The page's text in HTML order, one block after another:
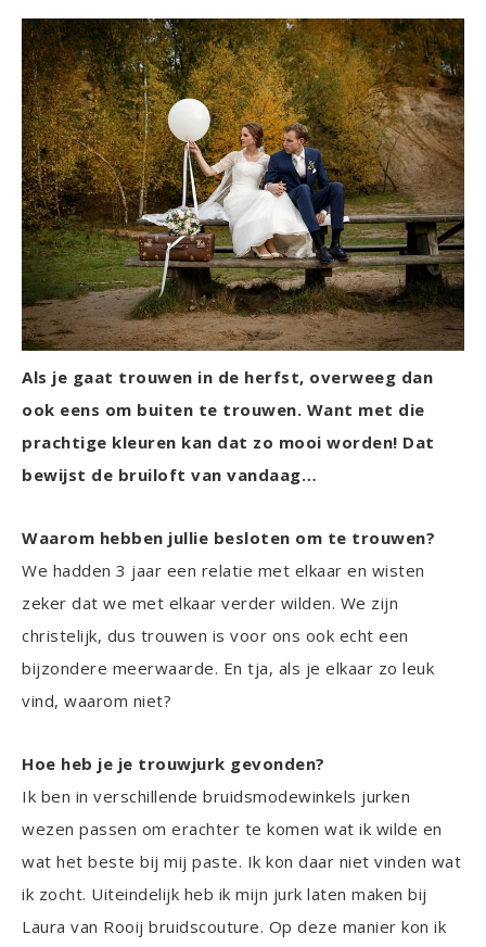
Als je gaat trouwen in de herfst, overweeg dan
ook eens om buiten te trouwen. Want met die
prachtige kleuren kan dat zo mooi worden! Dat
bewijst de bruiloft van vandaag…
Waarom hebben jullie besloten om te trouwen?
We hadden 3 jaar een relatie met elkaar en wisten
zeker dat we met elkaar verder wilden. We zijn
christelijk, dus trouwen is voor ons ook echt een
bijzondere meerwaarde. En tja, als je elkaar zo leuk
vind, waarom niet?
Hoe heb je je trouwjurk gevonden?
Ik ben in verschillende bruidsmodewinkels jurken
wezen passen om erachter te komen wat ik wilde en
wat het beste bij mij paste. Ik kon daar niet vinden wat
ik zocht. Uiteindelijk heb ik mijn jurk laten maken bij
Laura van Rooij bruidscouture. Op deze manier kon ik